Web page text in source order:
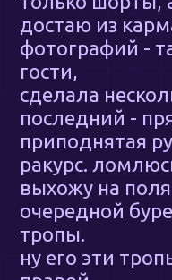
достаю из
фотографий -
гости,
сделала
последний -
приподнятая
ракурс.
выхожу на
очередной
тропы.
ну его эти